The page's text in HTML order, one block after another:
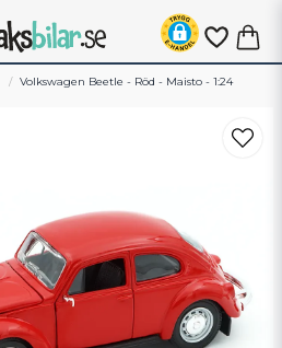
Volkswagen Beetle - Röd - Maisto - 1:24